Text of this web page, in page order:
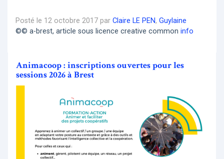
Posté le 12 octobre 2017 par Claire LE PEN, Guylaine
©© a-brest, article sous licence creative common info
Animacoop : inscriptions ouvertes pour les
sessions 2026 à Brest